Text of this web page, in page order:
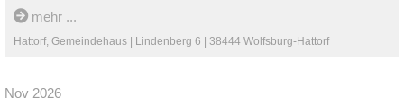
mehr ...
Hattorf, Gemeindehaus | Lindenberg 6 | 38444 Wolfsburg-Hattorf
Nov 2026